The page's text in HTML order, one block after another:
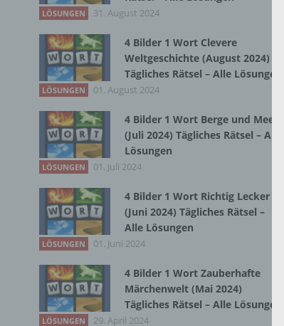
LÖSUNGEN 31. August 2024
4 Bilder 1 Wort Clevere
Weltgeschichte (August 2024)
Tägliches Rätsel – Alle Lösungen
LÖSUNGEN 01. August 2024
4 Bilder 1 Wort Berge und Meer
(Juli 2024) Tägliches Rätsel – Alle
Lösungen
LÖSUNGEN 01. Juli 2024
4 Bilder 1 Wort Richtig Lecker
(Juni 2024) Tägliches Rätsel –
Alle Lösungen
LÖSUNGEN 01. Juni 2024
4 Bilder 1 Wort Zauberhafte
Märchenwelt (Mai 2024)
Tägliches Rätsel – Alle Lösungen
LÖSUNGEN 29. April 2024